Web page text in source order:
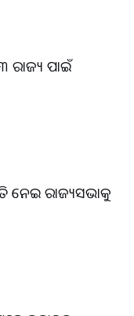
ରାଜ୍ୟ ପାଇଁ
ନେଇ ରାଜ୍ୟସଭାକୁ